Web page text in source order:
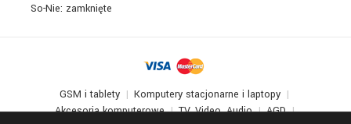
So-Nie: zamknięte
GSM i tablety
Komputery stacjonarne i laptopy
Akcesoria komputerowe
TV, Video, Audio
AGD